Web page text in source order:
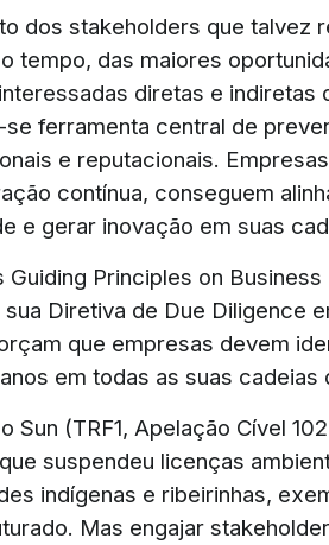
dos stakeholders que talvez
tempo, das maiores
diretas e indiretas
ferramenta central de
e reputacionais.
contínua, conseguem
e gerar inovação em suas
Principles on Business
Diretiva de Due Diligence
que empresas devem
em todas as suas cadeias
Sun (TRF1, Apelação Cível
suspendeu licenças
indígenas e ribeirinhas,
Mas engajar